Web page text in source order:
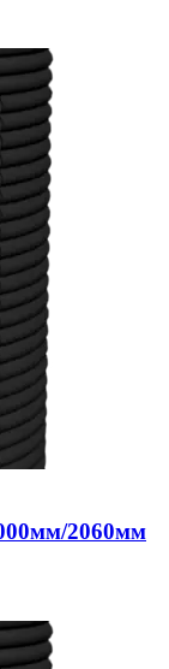
2060мм